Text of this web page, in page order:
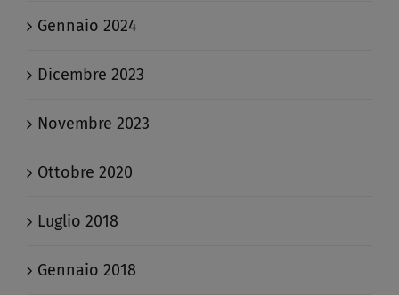
Gennaio 2024
Dicembre 2023
Novembre 2023
Ottobre 2020
Luglio 2018
Gennaio 2018